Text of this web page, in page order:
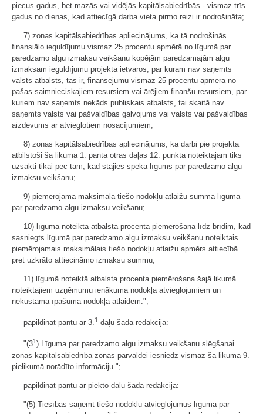
piecus gadus, bet mazās vai vidējās kapitālsabiedrībās - vismaz trīs
gadus no dienas, kad attiecīgā darba vieta pirmo reizi ir nodrošināta;
7) zonas kapitālsabiedrības apliecinājums, ka tā nodrošinās
finansiālo ieguldījumu vismaz 25 procentu apmērā no līgumā par
paredzamo algu izmaksu veikšanu kopējām paredzamajām algu
izmaksām ieguldījumu projekta ietvaros, par kurām nav saņemts
valsts atbalsts, tas ir, finansējumu vismaz 25 procentu apmērā no
pašas saimnieciskajiem resursiem vai ārējiem finanšu resursiem, par
kuriem nav saņemts nekāds publiskais atbalsts, tai skaitā nav
saņemts valsts vai pašvaldības galvojums vai valsts vai pašvaldības
aizdevums ar atvieglotiem nosacījumiem;
8) zonas kapitālsabiedrības apliecinājums, ka darbi pie projekta
atbilstoši šā likuma 1. panta otrās daļas 12. punktā noteiktajam tiks
uzsākti tikai pēc tam, kad stājies spēkā līgums par paredzamo algu
izmaksu veikšanu;
9) piemērojamā maksimālā tiešo nodokļu atlaižu summa līgumā
par paredzamo algu izmaksu veikšanu;
10) līgumā noteiktā atbalsta procenta piemērošana līdz brīdim, kad
sasniegts līgumā par paredzamo algu izmaksu veikšanu noteiktais
piemērojamais maksimālais tiešo nodokļu atlaižu apmērs attiecībā
pret uzkrāto attiecināmo izmaksu summu;
11) līgumā noteiktā atbalsta procenta piemērošana šajā likumā
noteiktajiem uzņēmumu ienākuma nodokļa atvieglojumiem un
nekustamā īpašuma nodokļa atlaidēm.";
papildināt pantu ar 3.1 daļu šādā redakcijā:
"(31 ) Līguma par paredzamo algu izmaksu veikšanu slēgšanai
zonas kapitālsabiedrība zonas pārvaldei iesniedz vismaz šā likuma 9.
pielikumā norādīto informāciju.";
papildināt pantu ar piekto daļu šādā redakcijā:
"(5) Tiesības saņemt tiešo nodokļu atvieglojumus līgumā par